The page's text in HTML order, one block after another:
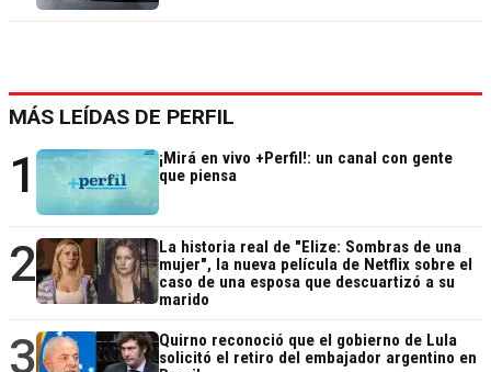
MÁS LEÍDAS DE PERFIL
1
¡Mirá en vivo +Perfil!: un canal con gente
que piensa
2
La historia real de "Elize: Sombras de una
mujer", la nueva película de Netflix sobre el
caso de una esposa que descuartizó a su
marido
3
Quirno reconoció que el gobierno de Lula
solicitó el retiro del embajador argentino en